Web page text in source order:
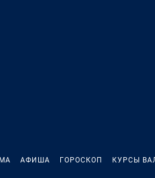
АФИША ГОРОСКОП КУРСЫ